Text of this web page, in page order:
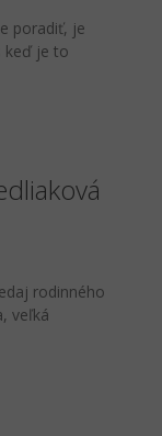
poradiť, je
keď je to
rodinného
veľká